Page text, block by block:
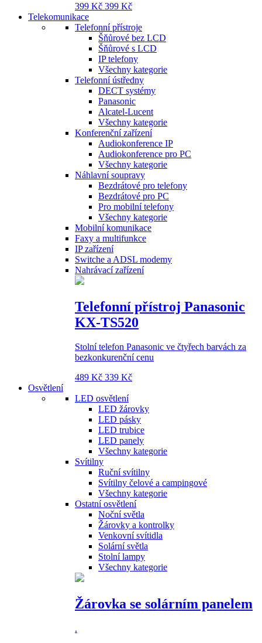
399 Kč 399 Kč
Telekomunikace
Telefonní přístroje
Šňůrové bez LCD
Šňůrové s LCD
IP telefony
Všechny kategorie
Telefonní ústředny
DECT systémy
Panasonic
Alcatel-Lucent
Všechny kategorie
Konferenční zařízení
Audiokonference IP
Audiokonference pro PC
Všechny kategorie
Náhlavní soupravy
Bezdrátové pro telefony
Bezdrátové pro PC
Pro mobilní telefony
Všechny kategorie
Mobilní komunikace
Faxy a multifunkce
IP zařízení
Switche a ADSL modemy
Nahrávací zařízení
Telefonní přístroj Panasonic
KX-TS520
Stolní telefon Panasonic ve čtyřech barvách za
bezkonkurenční cenu
489 Kč 339 Kč
Osvětlení
LED osvětlení
LED žárovky
LED pásky
LED trubice
LED panely
Všechny kategorie
Svítilny
Ruční svítilny
Svítilny čelové a campingové
Všechny kategorie
Ostatní osvětlení
Noční světla
Žárovky a kontrolky
Venkovní svítidla
Solární světla
Stolní lampy
Všechny kategorie
Žárovka se solárním panelem
.